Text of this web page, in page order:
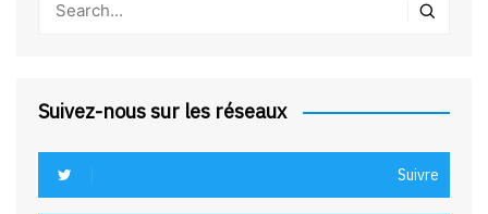
Suivez-nous sur les réseaux
Suivre